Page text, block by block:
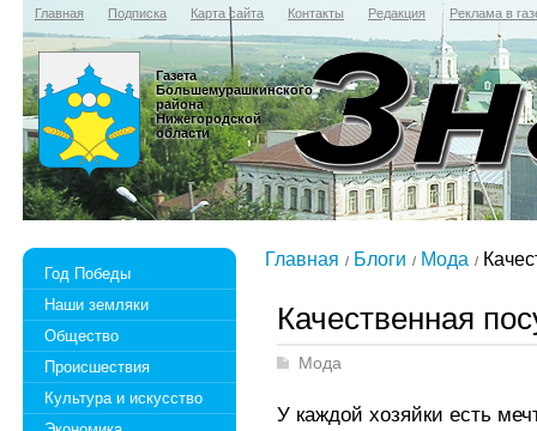
Главная Подписка Карта сайта Контакты Редакция Реклама в
Газета
Большемурашкинского
района
Нижегородской
области
Год Победы
Наши земляки
Общество
Происшествия
Культура и искусство
Главная Блоги Мода
Качественная
Мода
У каждой хозяйки есть